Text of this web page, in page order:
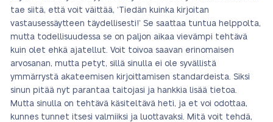
tae siitä, että voit väittää, ‘Tiedän kuinka kirjoitan
vastausessäytteen täydellisesti!’ Se saattaa tuntua helppolta,
mutta todellisuudessa se on paljon aikaa vievämpi tehtävä
kuin olet ehkä ajatellut. Voit toivoa saavan erinomaisen
arvosanan, mutta petyt, sillä sinulla ei ole syvällistä
ymmärrystä akateemisen kirjoittamisen standardeista. Siksi
sinun pitää nyt parantaa taitojasi ja hankkia lisää tietoa.
Mutta sinulla on tehtävä käsiteltävä heti, ja et voi odottaa,
kunnes tunnet itsesi valmiiksi ja luottavaksi. Mitä voit tehdä,